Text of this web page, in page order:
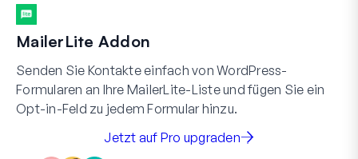
MailerLite Addon
Senden Sie Kontakte einfach von WordPress-
Formularen an Ihre MailerLite-Liste und fügen Sie ein
Opt-in-Feld zu jedem Formular hinzu.
Jetzt auf Pro upgraden